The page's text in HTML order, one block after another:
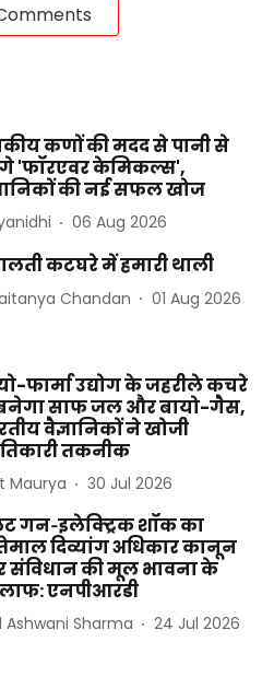
कणों की मदद से पानी से
'फॉरएवर केमिकल्स',
की नई सफल खोज
06 Aug 2026
कटघरे में हमारी थाली
Chandan 01 Aug 2026
फार्मा उद्योग के जहरीले कचरे
साफ जल और बायो-गैस,
वैज्ञानिकों ने खोजी
तकनीक
Maurya 30 Jul 2026
गन‑इलेक्ट्रिक शॉक का
दिव्यांग अधिकार कानून
संविधान की मूल भावना के
एनपीआरडी
Ashwani Sharma 24 Jul 2026